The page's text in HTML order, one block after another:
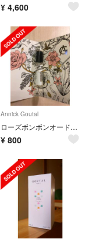
¥ 4,600
Annick Goutal
ローズボンボンオードトワレ 1.5ml
¥ 800